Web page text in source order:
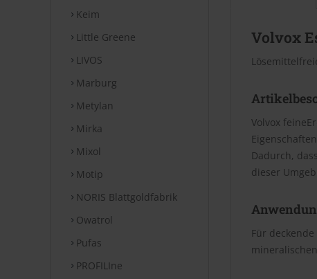
Keim
Little Greene
LIVOS
Marburg
Metylan
Mirka
Mixol
Motip
NORIS Blattgoldfabrik
Owatrol
Pufas
PROFILIne
Volvox
Volvox
Dadurch,
dieser
Für